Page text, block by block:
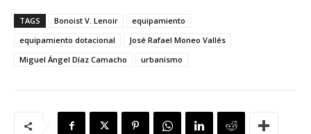
TAGS Bonoist V. Lenoir
equipamiento
equipamiento dotacional
José Rafael Moneo Vallés
Miguel Ángel Díaz Camacho
urbanismo